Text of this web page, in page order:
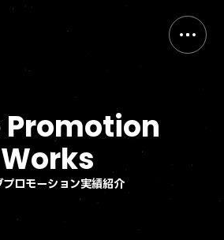
プロモーション実績紹介
Promotion
Works